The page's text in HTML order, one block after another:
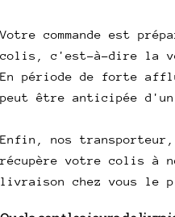
Votre commande est
colis, c'est-à-dire la
En période de forte
peut être anticipée
Enfin, nos transporteur,
récupère votre colis à
livraison chez vous le